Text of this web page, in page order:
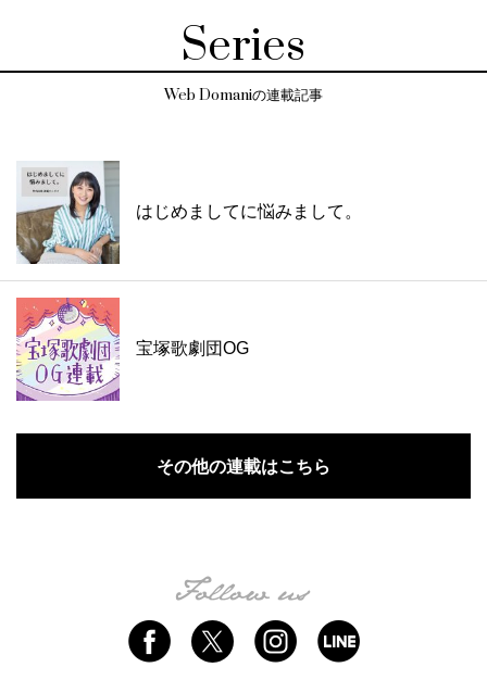
Series
Web Domaniの連載記事
はじめましてに悩みまして。
宝塚歌劇団OG
その他の連載はこちら